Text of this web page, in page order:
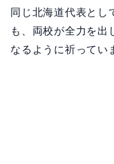
同じ北海道代表とし
も、両校が全力を出
なるように祈ってい